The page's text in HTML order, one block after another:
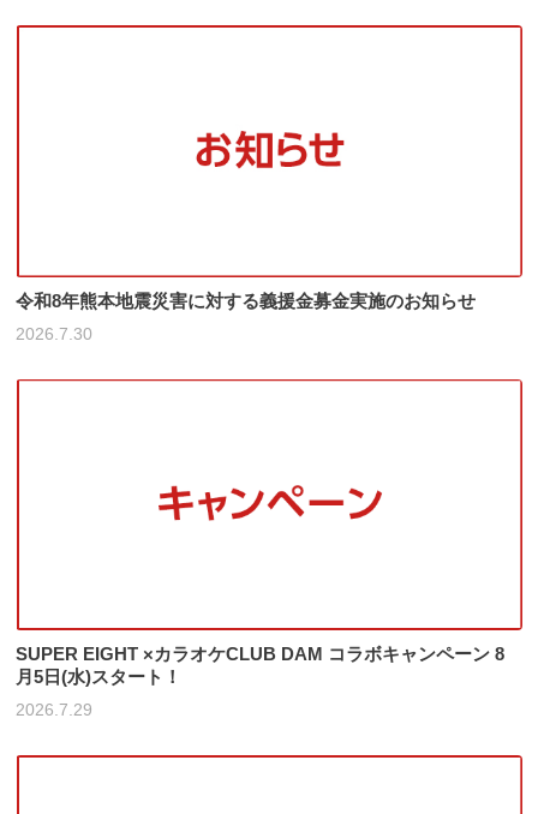
令和8年熊本地震災害に対する義援金募金実施のお知らせ
2026.7.30
SUPER EIGHT ×カラオケCLUB DAM コラボキャンペーン 8
月5日(水)スタート！
2026.7.29